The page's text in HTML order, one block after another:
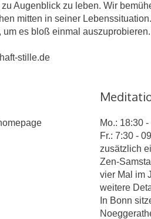
Augenblick zu leben. Wir
mitten in seiner
es bloß einmal
stille.de
Mo.: 18:30
Fr.: 7:30 -
zusätzlich
Zen-
vier Mal im
weitere
In Bonn